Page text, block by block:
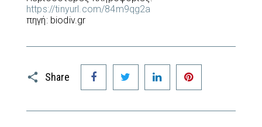
https://tinyurl.com/84m9qg2a
πηγή: biodiv.gr
Share
Facebook Twitter LinkedIn